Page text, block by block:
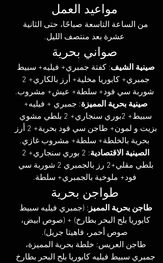
مواعيد العمل
من الساعة التاسعة صباحًا، حتى الثانية
عشرة بعد منتصف الليل.
صواني بحرية
صينية الشيف: كفتة جمبري+ فيليه+ سبيط
شوربة سي فود+ سلطة+ عيش+ مشروب.
صينية بحرية المميزة: جمبري + فيليه+
سبيط+ 2بوري سنجاري+ 2 بلطي مشوي
بزيت و لمون+ طاجن سي فود بحرية+ 2 أرز
بحرية بالخلطة+ سلطة+ مشروب غازي.
الصينية الاقتصادية
بلطي مقلي+2 رز بالجمبري 2 شوربة سي
فود+ ملوخية بالجمبري+ سلطة.
طواجن بحرية
طاجن بحرية المميز: (جمبري فيليه سبيط
كابوريا بلح البحر بطارخ) + (صوص ابيض،
صوص أحمر، فاهيتا جريل).
طاجن العريس: خلطة بحرية المميزة،
جمبري سبيط فيليه كابوريا بلح البحر بطارخ